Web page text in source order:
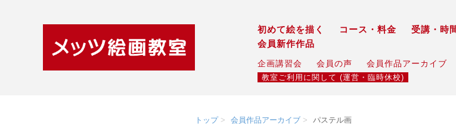
初めて絵を描く コース・料金 受講・時
会員新作作品
企画講習会 会員の声 会員作品アーカイブ
教室ご利用に関して (運営・臨時休校)
トップ 会員作品アーカイブ パステル画